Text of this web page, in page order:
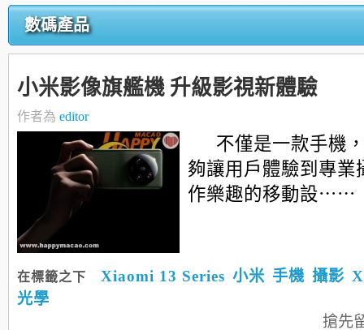
數碼產品
小米影像旗艦機 升級影視新體驗
作者為 editor
不僅是一款手機
夠讓用戶體驗到專業
作樂趣的移動設⋯⋯
在標籤之下 Xiaomi 13 Series 小米 手機 攝影
光學
搶先